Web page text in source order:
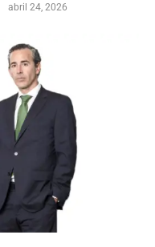
abril 24, 2026